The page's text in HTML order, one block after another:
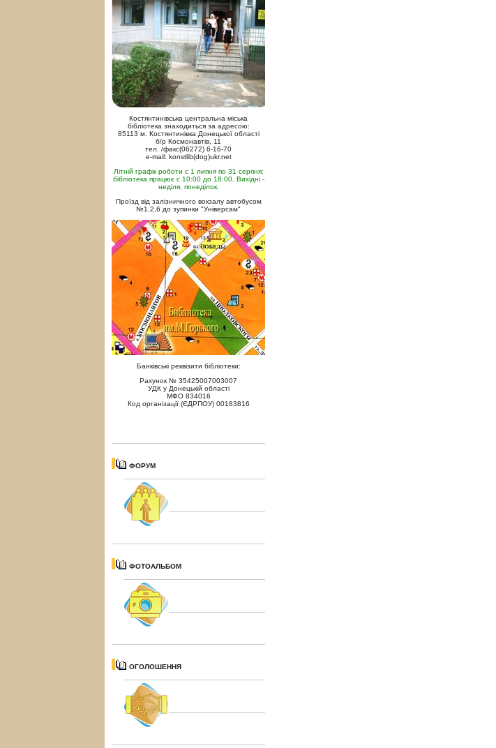
Костянтинівська центральна міська
бібліотека знаходиться за адресою:
85113 м. Костянтинівка Донецької області
б/р Космонавтів, 11
тел. /факс(06272) 6-16-70
e-mail: konstlib(dog)ukr.net
Літній графік роботи с 1 липня по 31 серпня:
бібліотека працює с 10:00 до 18:00. Вихідні -
неділя, понеділок.
Проїзд від залізничного вокзалу автобусом
№1,2,6 до зупинки "Універсам"
Банківські реквізити бібліотеки:
Рахунок № 35425007003007
УДК у Донецькій області
МФО 834016
Код організації (ЄДРПОУ) 00183816
ФОРУМ
ФОТОАЛЬБОМ
ОГОЛОШЕННЯ